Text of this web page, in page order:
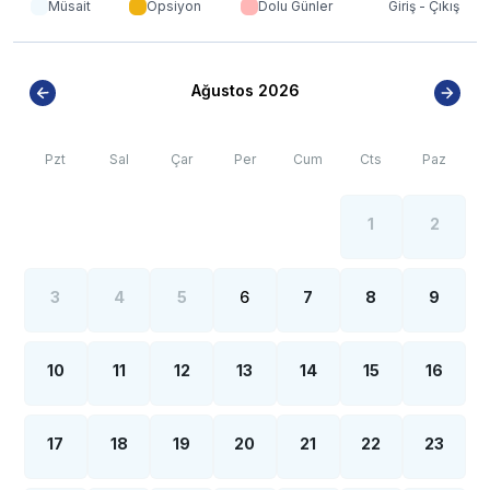
Müsait Opsiyon Dolu Günler Giriş - Çıkış
Ağustos 2026
Pzt Sal Çar Per Cum Cts Paz
1 2
3 4 5 6 7 8 9
10 11 12 13 14 15 16
17 18 19 20 21 22 23